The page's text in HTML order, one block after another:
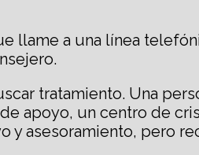
llame a una línea
tratamiento. Una
apoyo, un centro de
y asesoramiento, pero